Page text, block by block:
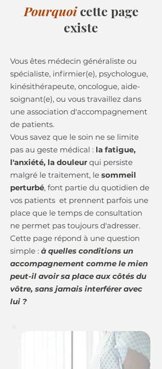
Pourquoicette page
existe
Vous êtes médecin généraliste ou
spécialiste, infirmier(e), psychologue,
kinésithérapeute, oncologue, aide-
soignant(e), ou vous travaillez dans
une association d'accompagnement
de patients.
Vous savez que le soin ne se limite
pas au geste médical : la fatigue,
l'anxiété, la douleur qui persiste
malgré le traitement, le sommeil
perturbé, font partie du quotidien de
vos patients et prennent parfois une
place que le temps de consultation
ne permet pas toujours d'adresser.
Cette page répond à une question
simple : à quelles conditions un
accompagnement comme le mien
peut-il avoir sa place aux côtés du
vôtre, sans jamais interférer avec
lui ?